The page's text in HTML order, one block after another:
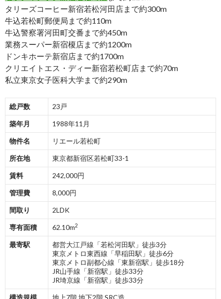
タリーズコーヒー新宿若松河田店まで約300m
牛込若松町郵便局まで約110m
牛込警察署河田町交番まで約450m
業務スーパー新宿榎店まで約1200m
ドンキホーテ新宿店まで約1700m
クリエイトエス・ディー新宿若松町店まで約70m
私立東京女子医科大学まで約290m
総戸数 23戸
築年月 1988年11月
物件名 リエール若松町
所在地 東京都新宿区若松町33-1
賃料 242,000円
管理費 8,000円
間取り 2LDK
専有面積 62.10m2
最寄駅
都営大江戸線「若松河田駅」徒歩3分
東京メトロ東西線「早稲田駅」徒歩6分
東京メトロ副都心線「東新宿駅」徒歩18分
JR山手線「新宿駅」徒歩33分
JR埼京線「新宿駅」徒歩33分
構造規模 地上7階 地下2階 SRC造